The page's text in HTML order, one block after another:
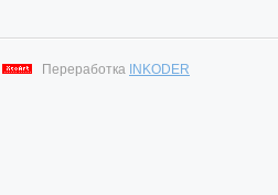
Переработка INKODER